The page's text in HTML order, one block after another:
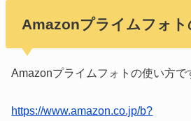
Amazonプライムフォト
Amazonプライムフォトの使い方で
https://www.amazon.co.jp/b?